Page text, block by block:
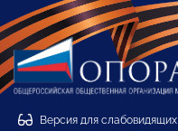
Версия для слабовидящих